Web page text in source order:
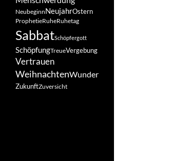
NeubeginnNeujahrOstern
ProphetieRuheRuhetag
SabbatSchöpfergott
SchöpfungTreueVergebung
Vertrauen
WeihnachtenWunder
ZukunftZuversicht